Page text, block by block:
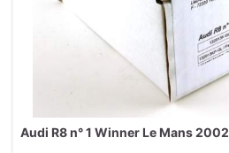
Audi R8 n° 1 Winner Le Mans 2002